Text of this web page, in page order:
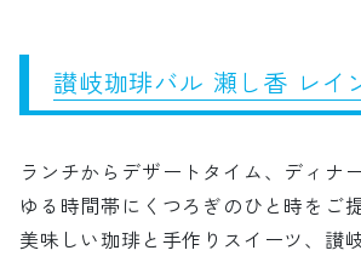
讃岐珈琲バル 瀬し香 レイ
ランチからデザートタイム、ディナ
ゆる時間帯にくつろぎのひと時をご提
美味しい珈琲と手作りスイーツ、讃